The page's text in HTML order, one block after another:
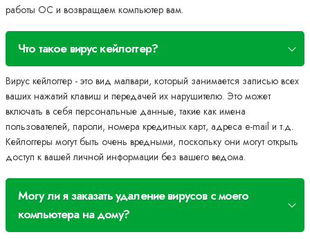
работы ОС и возвращаем компьютер вам.
Что такое вирус кейлоггер?
Вирус кейлоггер - это вид малвари, который занимается записью всех
ваших нажатий клавиш и передачей их нарушителю. Это может
включать в себя персональные данные, такие как имена
пользователей, пароли, номера кредитных карт, адреса e-mail и т.д.
Кейлоггеры могут быть очень вредными, поскольку они могут открыть
доступ к вашей личной информации без вашего ведома.
Могу ли я заказать удаление вирусов с моего
компьютера на дому?